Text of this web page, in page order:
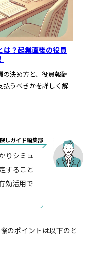
は？起業直後の役員
決め方と、役員報酬
払うべきかを詳しく解
しガイド編集部
りシミュ
すること
効活用で
のポイントは以下のと